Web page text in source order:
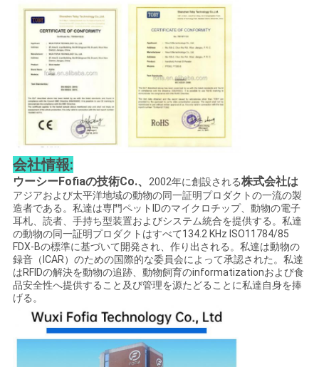
会社情報:
ウーシーFofiaの技術Co.、 2002年に創設される株式会社は
アジアおよび太平洋地域の動物の同一証明プロダクトの一流の製
造者である。私達は専門ペットIDのマイクロチップ、動物の電子
耳札、読者、手持ち型装置およびシステム統合を提供する。私達
の動物の同一証明プロダクトはすべて134.2 KHz ISO11784/85
FDX-Bの標準に基づいて開発され、作り出される。私達は動物の
録音（ICAR）のための国際的な委員会によって承認された。私達
はRFIDの解決を動物の追跡、動物飼育のinformatizationおよび食
品安全性へ提供すること及び管理を源たどることに私達自身を捧
げる。